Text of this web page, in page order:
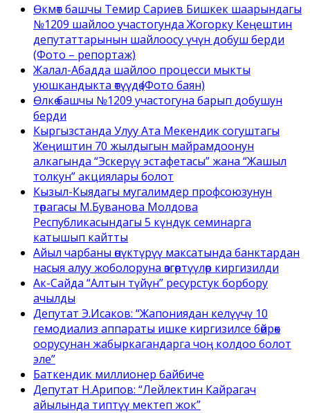
Өкмөт башчы Темир Сариев Бишкек шаарындагы
№1209 шайлоо участогунда Жогорку Кеңештин
депутаттарынын шайлоосу үчүн добуш берди
(Фото – репортаж)
Жалал-Абадда шайлоо процесси мыкты
уюшкандыкта өтүүдө (Фото баян)
Өлкө башчы №1209 участогуна барып добушун
берди
Кыргызстанда Улуу Ата Мекендик согуштагы
Жеңиштин 70 жылдыгын майрамдоонун
алкагында “Эскерүү эстафетасы” жана “Жашыл
толкун” акциялары болот
Кызыл-Кыядагы мугалимдер профсоюзунун
төрагасы М.Буванова Молдова
Республикасындагы 5 күндүк семинарга
катышып кайтты
Айыл чарбаны өнүктүрүү максатында банктардан
насыя алуу жоболоруна өзгөртүүлөр киргизилди
Ак-Сайда “Алтын түйүн” ресурстук борбору
ачылды
Депутат Э.Исаков: “Жапониядан келүүчү 10
гемодиализ аппараты ишке киргизилсе бөйрөк
оорусунан жабыркагандарга чоң колдоо болот
эле”
Баткендик миллионер байбиче
Депутат Н.Арипов: “Лейлектин Кайрагач
айылында типтүү мектеп жок”